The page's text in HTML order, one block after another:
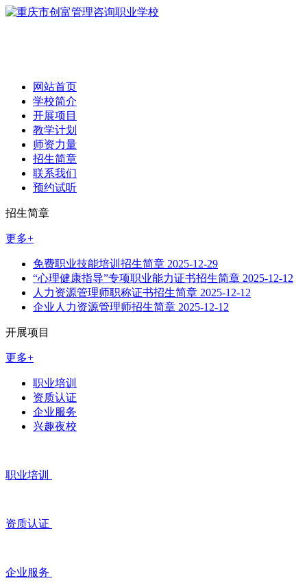
网站首页
学校简介
开展项目
教学计划
师资力量
招生简章
联系我们
预约试听
招生简章
更多+
免费职业技能培训招生简章 2025-12-29
“心理健康指导”专项职业能力证书招生简章 2025-12-12
人力资源管理师职称证书招生简章 2025-12-12
企业人力资源管理师招生简章 2025-12-12
开展项目
更多+
职业培训
资质认证
企业服务
兴趣夜校
职业培训
资质认证
企业服务